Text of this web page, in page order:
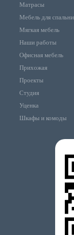
Матрасы
Мебель для спальни
Мягкая мебель
Наши работы
Офисная мебель
Прихожая
Проекты
Студия
Уценка
Шкафы и комоды